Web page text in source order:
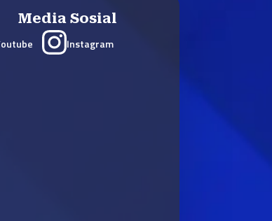
Media Sosial
Instagram